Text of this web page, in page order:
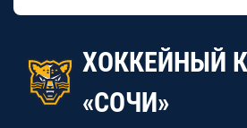
ХОККЕЙНЫЙ
«СОЧИ»